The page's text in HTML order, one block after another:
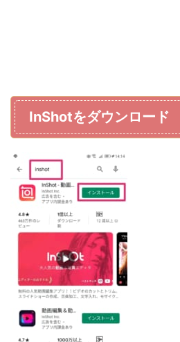
InShotをダウンロード